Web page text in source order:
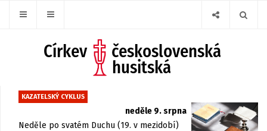
KAZATELSKÝ CYKLUS
neděle 9. srpna
Neděle po svatém Duchu (19. v mezidobí)